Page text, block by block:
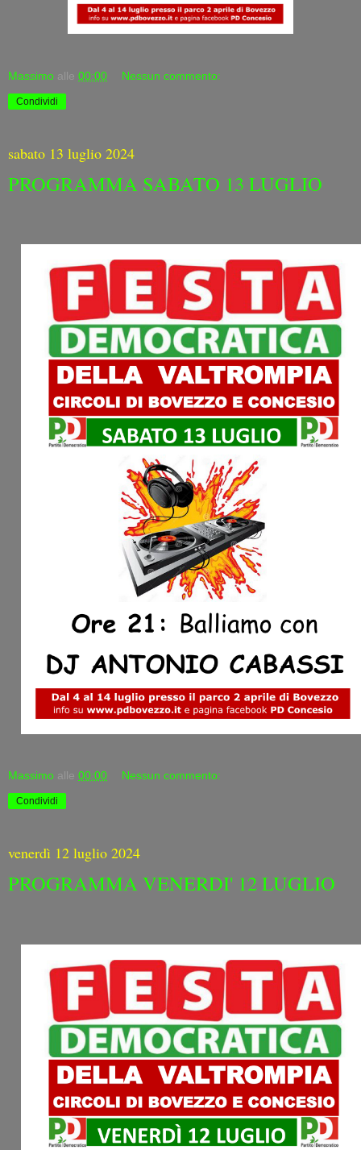
Massimo alle 00:00 Nessun commento:
Condividi
sabato 13 luglio 2024
PROGRAMMA SABATO 13 LUGLIO
Massimo alle 00:00 Nessun commento:
Condividi
venerdì 12 luglio 2024
PROGRAMMA VENERDI' 12 LUGLIO